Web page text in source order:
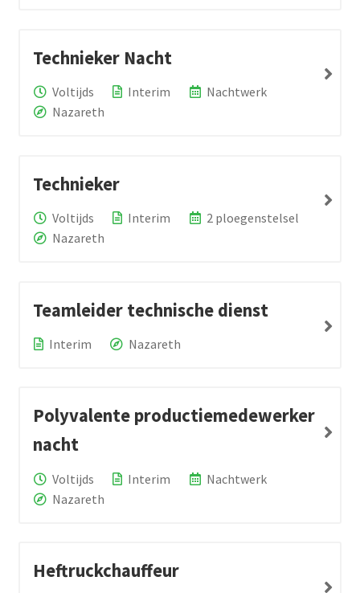
Technieker Nacht
Voltijds Interim
Nachtwerk
Nazareth
Technieker
Voltijds Interim
2 ploegenstelsel
Nazareth
Teamleider technische dienst
Interim Nazareth
Polyvalente productiemedewerker
nacht
Voltijds Interim
Nachtwerk
Nazareth
Heftruckchauffeur